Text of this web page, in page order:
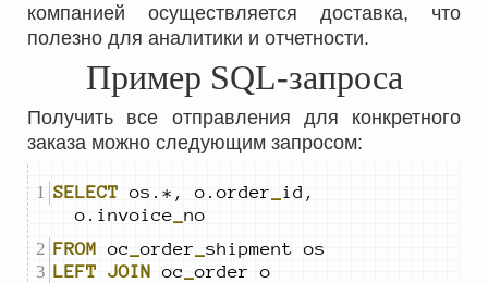
компанией осуществляется доставка, что
полезно для аналитики и отчетности.
Пример SQL-запроса
Получить все отправления для конкретного
заказа можно следующим запросом:
SELECT os.*, o.order
id,
o.invoice no
FROM oc _order
LEFT JOIN oc _order o